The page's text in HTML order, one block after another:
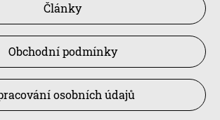
Články
Obchodní podmínky
osobních údajů